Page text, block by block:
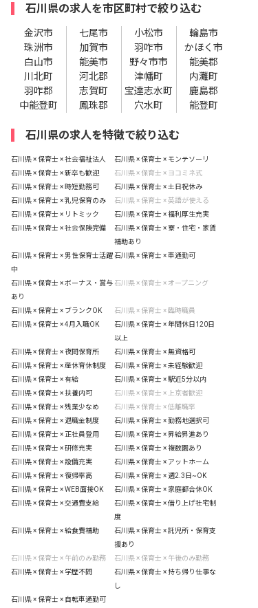
石川県の求人を市区町村で絞り込む
金沢市 七尾市 小松市
輪島市
珠洲市
加賀市 羽咋市
かほく市
白山市
能美市 野々市市
能美郡
川北町
河北郡 津幡町
内灘町
羽咋郡
志賀町 宝達志水町
鹿島郡
中能登町
鳳珠郡 穴水町 能登町
石川県の求人を特徴で絞り込む
石川県 × 保育士 × 社会福祉法人
石川県 × 保育士 × モンテソーリ
石川県 × 保育士 × 新卒も歓迎
石川県 × 保育士 × ヨコミネ式
石川県 × 保育士 × 時短勤務可
石川県 × 保育士 × 土日祝休み
石川県 × 保育士 × 乳児保育のみ
石川県 × 保育士 × 英語が使える
石川県 × 保育士 × リトミック
石川県 × 保育士 × 福利厚生充実
石川県 × 保育士 × 社会保険完備
石川県 × 保育士 × 寮・住宅・家賃
補助あり
石川県 × 保育士 × 男性保育士活躍
中
石川県 × 保育士 × 車通勤可
石川県 × 保育士 × ボーナス・賞与
あり
石川県 × 保育士 × オープニング
石川県 × 保育士 × ブランクOK
石川県 × 保育士 × 臨時職員
石川県 × 保育士 × 4月入職OK
石川県 × 保育士 × 年間休日120日
以上
石川県 × 保育士 × 夜間保育所
石川県 × 保育士 × 無資格可
石川県 × 保育士 × 産休育休制度
石川県 × 保育士 × 未経験歓迎
石川県 × 保育士 × 有給
石川県 × 保育士 × 駅近5分以内
石川県 × 保育士 × 扶養内可
石川県 × 保育士 × 上京者歓迎
石川県 × 保育士 × 残業少なめ
石川県 × 保育士 × 低離職率
石川県 × 保育士 × 退職金制度
石川県 × 保育士 × 勤務地選択可
石川県 × 保育士 × 正社員登用
石川県 × 保育士 × 昇給昇進あり
石川県 × 保育士 × 研修充実
石川県 × 保育士 × 複数園あり
石川県 × 保育士 × 設備充実
石川県 × 保育士 × アットホーム
石川県 × 保育士 × 復帰率高
石川県 × 保育士 × 週2.3日~OK
石川県 × 保育士 × WEB面接OK
石川県 × 保育士 × 家庭都合休OK
石川県 × 保育士 × 交通費支給
石川県 × 保育士 × 借り上げ社宅制
度
石川県 × 保育士 × 給食費補助
石川県 × 保育士 × 託児所・保育支
援あり
石川県 × 保育士 × 午前のみ勤務
石川県 × 保育士 × 午後のみ勤務
石川県 × 保育士 × 学歴不問
石川県 × 保育士 × 持ち帰り仕事な
し
石川県 × 保育士 × 自転車通勤可